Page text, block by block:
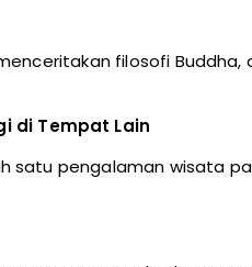
filosofi
di Tempat Lain
satu pengalaman wisata